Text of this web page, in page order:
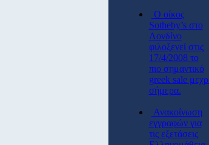
O οίκος
Sotheby’s στο
Λονδίνο
φιλοξενεί στις
17/4/2008 το
πιο σημαντικό
greek sale
σήμερα.
Ανακοίνωση
εγγραφών για
τις εξετάσεις